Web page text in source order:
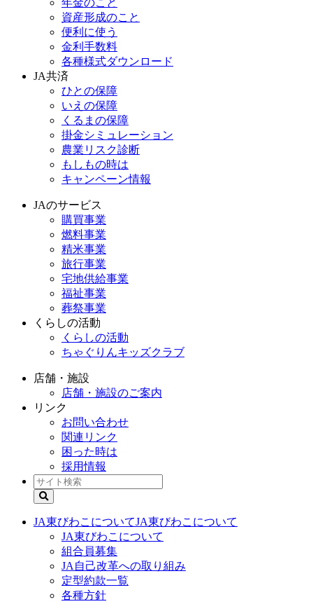
資産形成のこと
便利に使う
金利手数料
各種様式ダウンロード
JA共済
ひとの保障
いえの保障
くるまの保障
掛金シミュレーション
農業リスク診断
もしもの時は
キャンペーン情報
JAのサービス
購買事業
燃料事業
精米事業
旅行事業
宅地供給事業
福祉事業
葬祭事業
くらしの活動
くらしの活動
ちゃぐりんキッズクラブ
店舗・施設
店舗・施設のご案内
リンク
お問い合わせ
関連リンク
困った時は
採用情報
JA東びわこについてJA東びわこについて
JA東びわこについて
組合員募集
JA自己改革への取り組み
定型約款一覧
各種方針